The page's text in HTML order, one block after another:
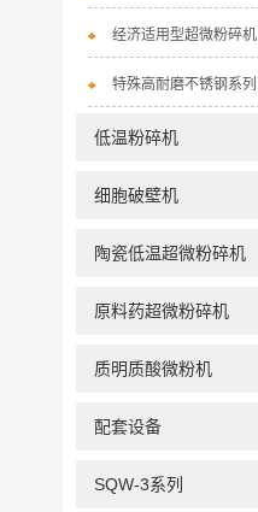
经济适用型超微粉碎机
特殊高耐磨不锈钢系列
低温粉碎机
细胞破壁机
陶瓷低温超微粉碎机
原料药超微粉碎机
质明质酸微粉机
配套设备
SQW-3系列